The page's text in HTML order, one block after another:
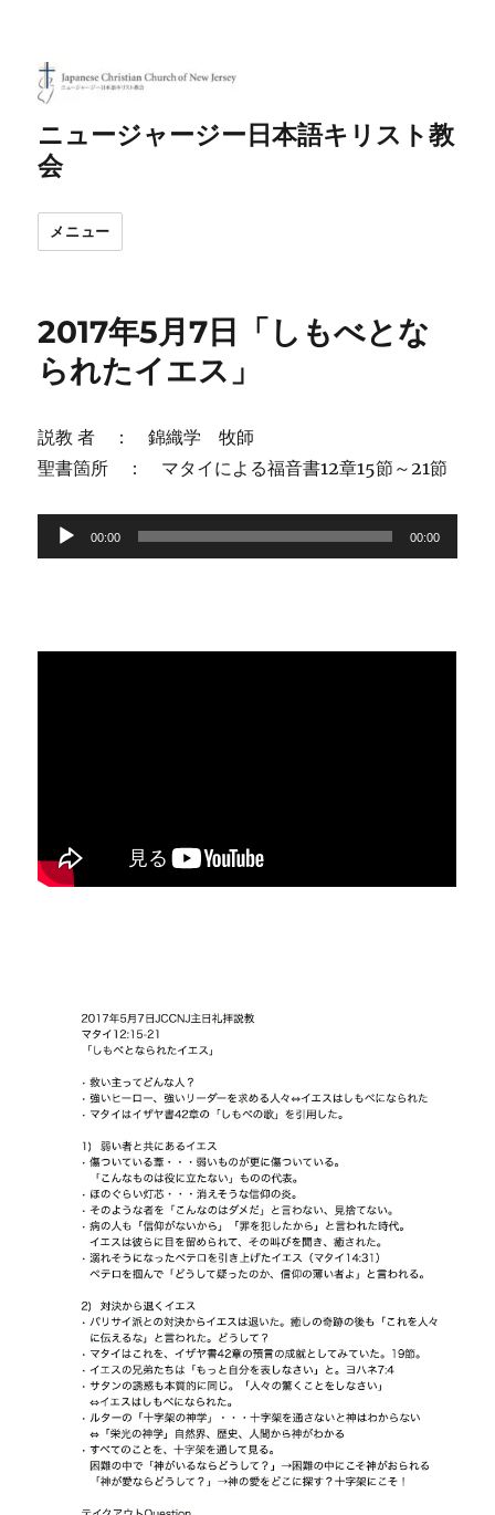
ニュージャージー日本語キリスト教
会
メニュー
2017年5月7日「しもべとな
られたイエス」
説教 者 ： 錦織学 牧師
聖書箇所 ： マタイによる福音書12章15節～21節
声
ー
00:00 00:00